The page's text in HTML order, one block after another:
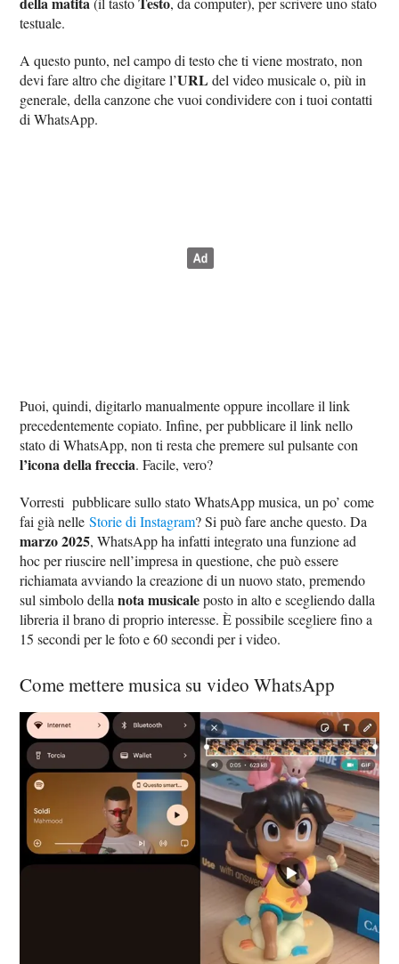
testuale.
A questo punto, nel campo di testo che ti viene mostrato, non
devi fare altro che digitare l’URL del video musicale o, più in
generale, della canzone che vuoi condividere con i tuoi contatti
di WhatsApp.
Puoi, quindi, digitarlo manualmente oppure incollare il link
precedentemente copiato. Infine, per pubblicare il link nello
stato di WhatsApp, non ti resta che premere sul pulsante con
l’icona della freccia. Facile, vero?
Vorresti pubblicare sullo stato WhatsApp musica, un po’ come
fai già nelleStorie di Instagram? Si può fare anche questo. Da
marzo 2025, WhatsApp ha infatti integrato una funzione ad
hoc per riuscire nell’impresa in questione, che può essere
richiamata avviando la creazione di un nuovo stato, premendo
sul simbolo dellanota musicaleposto in alto e scegliendo dalla
libreria il brano di proprio interesse. È possibile scegliere fino a
15 secondi per le foto e 60 secondi per i video.
Come mettere musica su video WhatsApp